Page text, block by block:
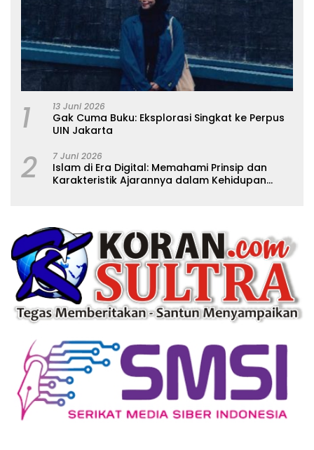
1 13 Juni 2026
Gak Cuma Buku: Eksplorasi Singkat ke Perpus
UIN Jakarta
2 7 Juni 2026
Islam di Era Digital: Memahami Prinsip dan
Karakteristik Ajarannya dalam Kehidupan